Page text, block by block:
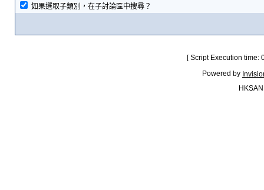
如果選取子類別，在子討論區中搜尋？
[ Script Execution
Powered by